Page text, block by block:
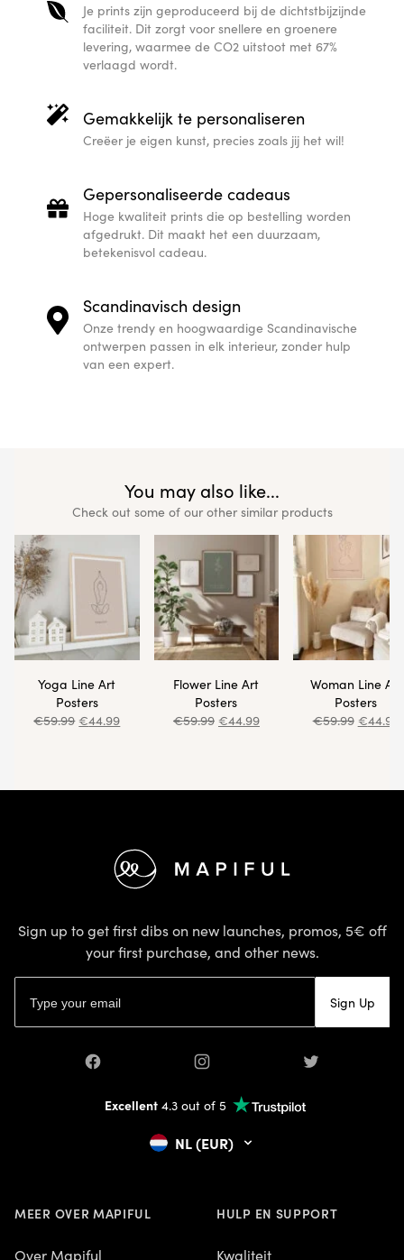
Je prints zijn geproduceerd bij de dichtstbijzijnde
faciliteit. Dit zorgt voor snellere en groenere
levering, waarmee de CO2 uitstoot met 67%
verlaagd wordt.
Gemakkelijk te personaliseren
Creëer je eigen kunst, precies zoals jij het wil!
Gepersonaliseerde cadeaus
Hoge kwaliteit prints die op bestelling worden
afgedrukt. Dit maakt het een duurzaam,
betekenisvol cadeau.
Scandinavisch design
Onze trendy en hoogwaardige Scandinavische
ontwerpen passen in elk interieur, zonder hulp
van een expert.
You may also like...
Check out some of our other similar products
Yoga Line Art
Posters
€59.99 €44.99
Flower Line Art
Posters
€59.99 €44.99
Woman Line Art
Posters
€59.99 €44.99
Sign up to get first dibs on new launches, promos, 5€ off
your first purchase, and other news.
Sign Up
Facebook Instagram Twitter
Excellent4.3 out of 5
NL (EUR)
MEER OVER MAPIFUL
Over Mapiful
HULP EN SUPPORT
Kwaliteit